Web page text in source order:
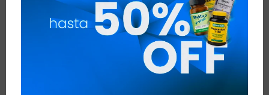
QUITAR FILTROS
RECOMENDADOS